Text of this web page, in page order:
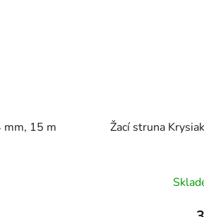
mm, 15 m Žací struna